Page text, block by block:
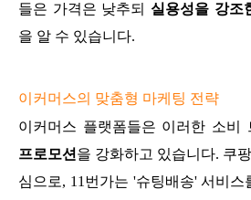
들은 가격은 낮추되 실용성을 강조
을 알 수 있습니다.
이커머스의 맞춤형 마케팅 전략
이커머스 플랫폼들은 이러한 소비
프로모션 을 강화하고 있습니다. 쿠
심으로, 11번가는 '슈팅배송' 서비스